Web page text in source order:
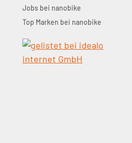
Jobs bei nanobike
Top Marken bei nanobike